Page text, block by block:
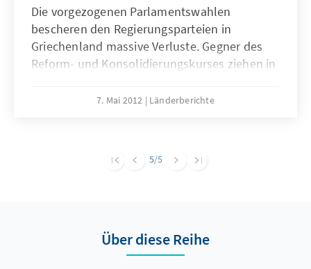
Die vorgezogenen Parlamentswahlen
bescheren den Regierungsparteien in
Griechenland massive Verluste. Gegner des
Reform- und Konsolidierungskurses ziehen in
der politischen Instabilität entgegen, die es
7. Mai 2012 Länderberichte
5/5
Über diese Reihe